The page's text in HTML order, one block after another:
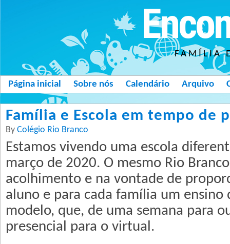
FAMÍLIA
Página inicial Sobre nós Calendário Arquivo
Família e Escola em tempo de
By Colégio Rio Branco
Estamos vivendo uma escola
março de 2020. O mesmo Rio
acolhimento e na vontade de
aluno e para cada família um ensino
modelo, que, de uma semana para
presencial para o virtual.